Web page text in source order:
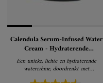
Calendula Serum-Infused Water
Cream - Hydraterende
Gezichtscrème
Een unieke, lichte en hydraterende
watercrème, doordrenkt met
geconcentreerd Calendula Serum